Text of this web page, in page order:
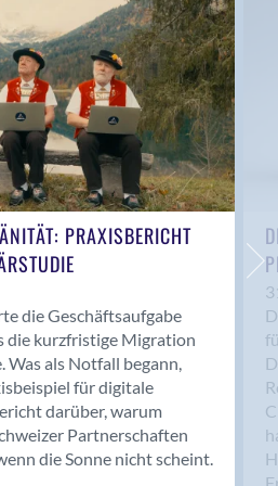
PRAXISBERICHT
die Geschäftsaufgabe
die kurzfristige Migration
Was als Notfall begann,
für digitale
darüber, warum
Partnerschaften
die Sonne nicht scheint.